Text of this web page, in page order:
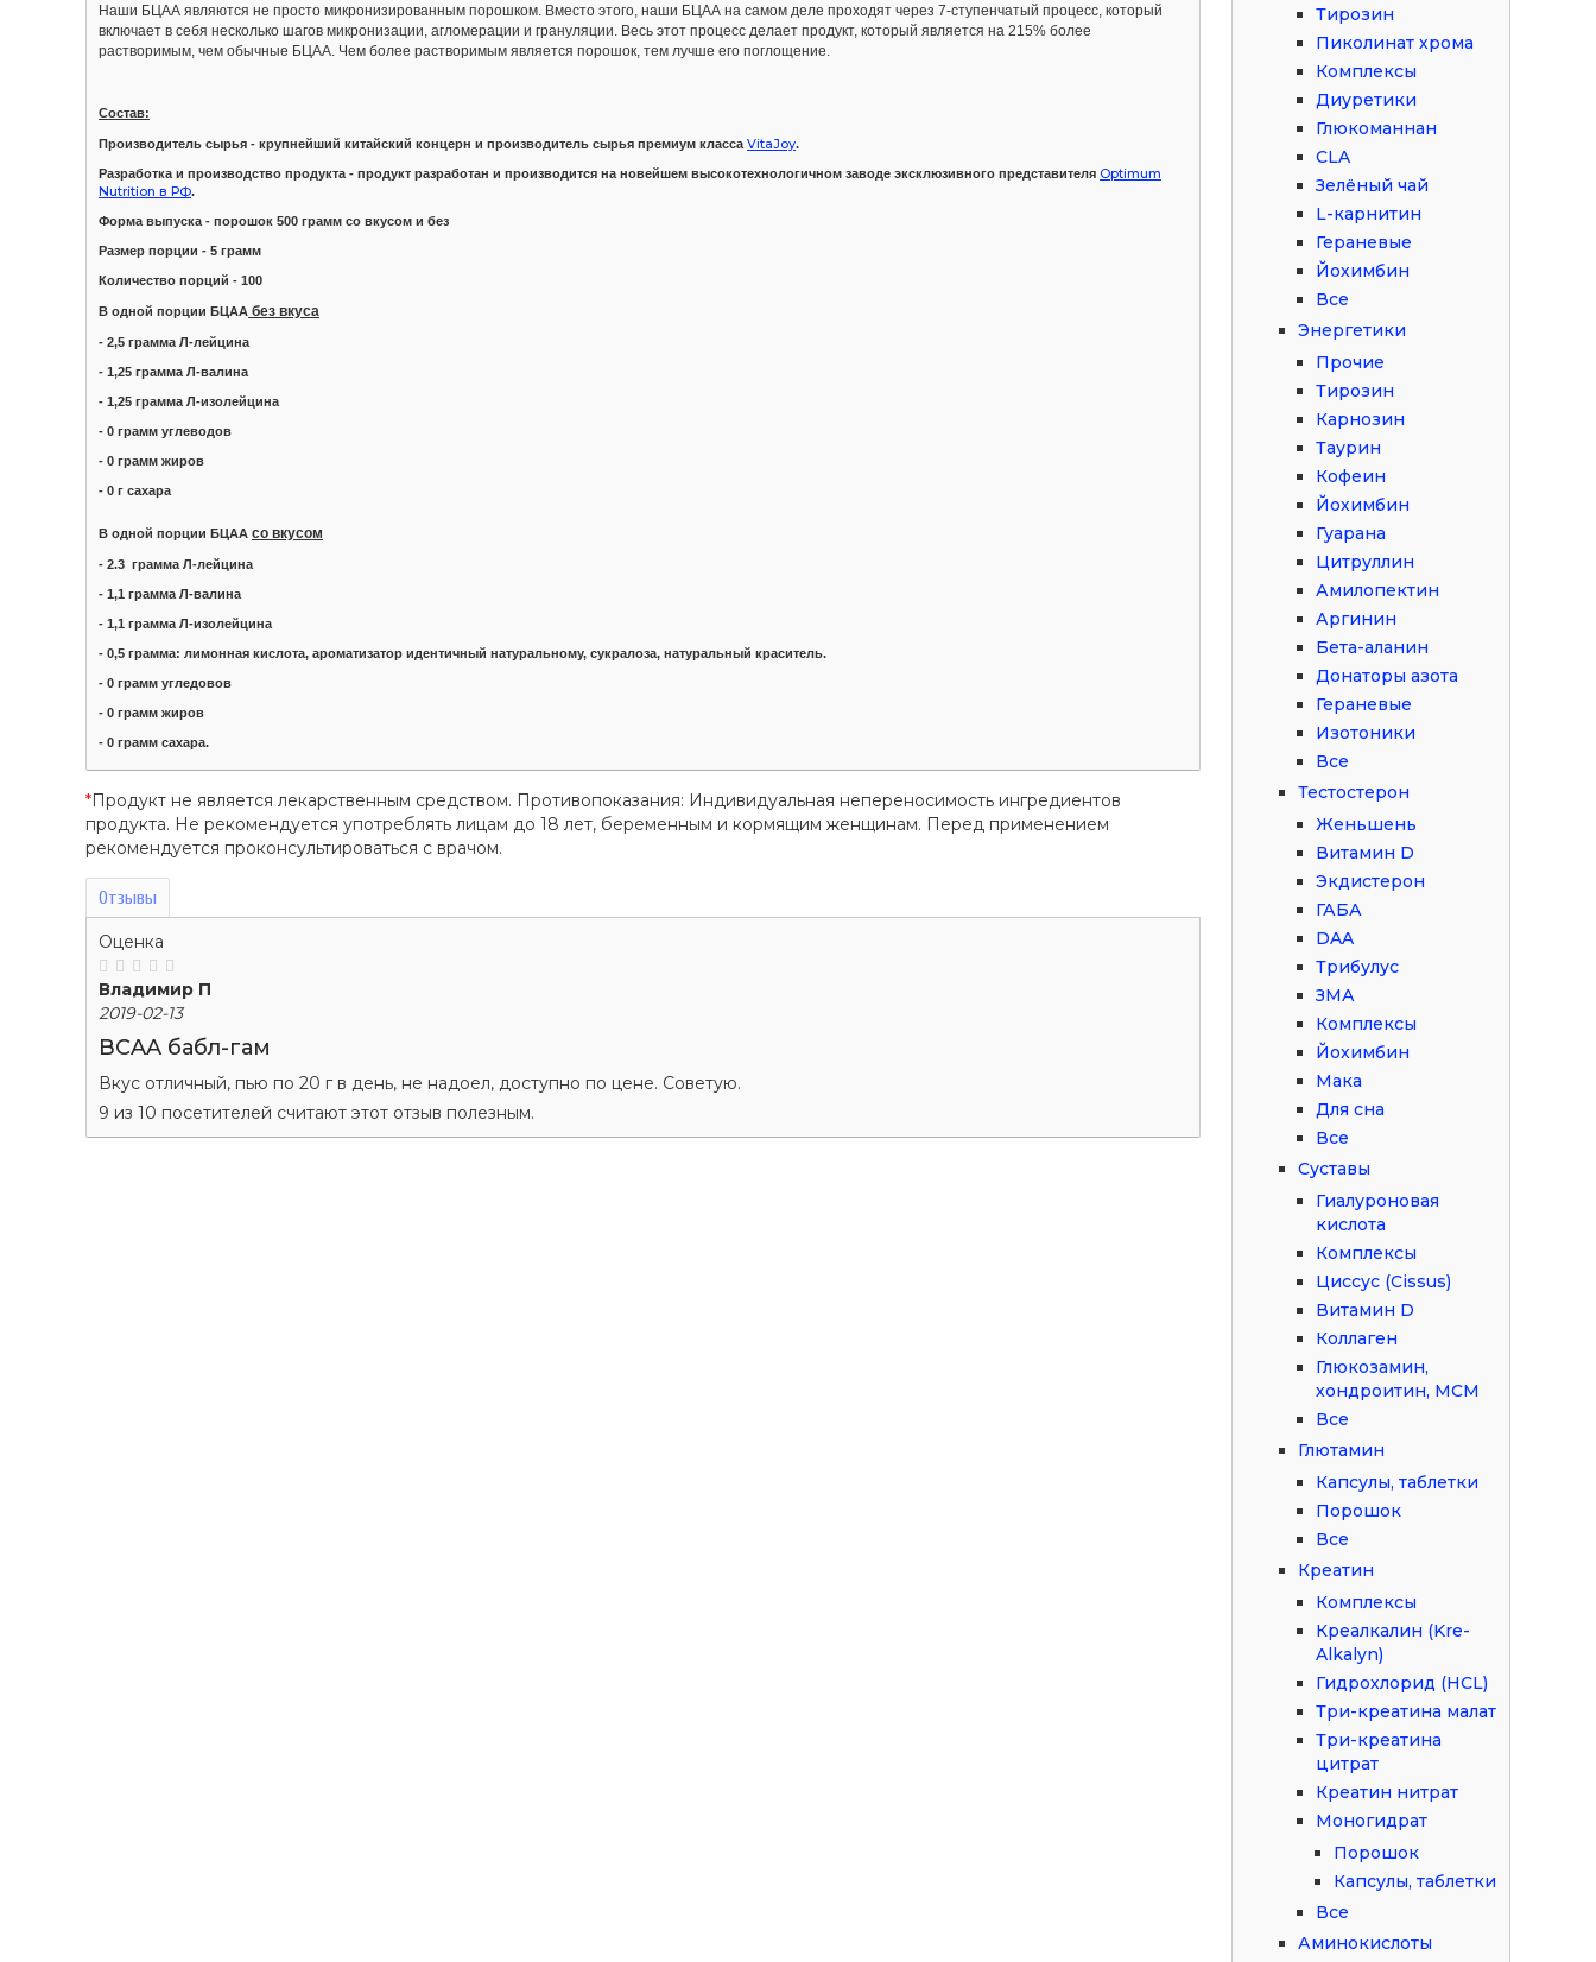
Наши БЦАА являются не просто микронизированным порошком. Вместо этого, наши БЦАА на самом деле проходят через 7-ступенчатый процесс, который
включает в себя несколько шагов микронизации, агломерации и грануляции. Весь этот процесс делает продукт, который является на 215% более
растворимым, чем обычные БЦАА. Чем более растворимым является порошок, тем лучше его поглощение.
Состав:
Производитель сырья - крупнейший китайский концерн и производитель сырья премиум класса VitaJoy.
Разработка и производство продукта - продукт разработан и производится на новейшем высокотехнологичном заводе эксклюзивного представителя Optimum
Nutrition в РФ.
Форма выпуска - порошок 500 грамм со вкусом и без
Размер порции - 5 грамм
Количество порций - 100
В одной порции БЦАА без вкуса
- 2,5 грамма Л-лейцина
- 1,25 грамма Л-валина
- 1,25 грамма Л-изолейцина
- 0 грамм углеводов
- 0 грамм жиров
- 0 г сахара
В одной порции БЦАА со вкусом
- 2.3 грамма Л-лейцина
- 1,1 грамма Л-валина
- 1,1 грамма Л-изолейцина
- 0,5 грамма: лимонная кислота, ароматизатор идентичный натуральному, сукралоза, натуральный краситель.
- 0 грамм угледовов
- 0 грамм жиров
- 0 грамм сахара.
*Продукт не является лекарственным средством. Противопоказания: Индивидуальная непереносимость ингредиентов
продукта. Не рекомендуется употреблять лицам до 18 лет, беременным и кормящим женщинам. Перед применением
рекомендуется проконсультироваться с врачом.
Отзывы
Оценка
Владимир П
2019-02-13
BCAA бабл-гам
Вкус отличный, пью по 20 г в день, не надоел, доступно по цене. Советую.
9 из 10 посетителей считают этот отзыв полезным.
Тирозин
Пиколинат хрома
Комплексы
Диуретики
Глюкоманнан
CLA
Зелёный чай
L-карнитин
Гераневые
Йохимбин
Все
Энергетики
Прочие
Тирозин
Карнозин
Таурин
Кофеин
Йохимбин
Гуарана
Цитруллин
Амилопектин
Аргинин
Бета-аланин
Донаторы азота
Гераневые
Изотоники
Все
Тестостерон
Женьшень
Витамин D
Экдистерон
ГАБА
DAA
Трибулус
ЗМА
Комплексы
Йохимбин
Мака
Для сна
Все
Суставы
Гиалуроновая
кислота
Комплексы
Циссус (Cissus)
Витамин D
Коллаген
Глюкозамин,
хондроитин, МСМ
Все
Глютамин
Капсулы, таблетки
Порошок
Все
Креатин
Комплексы
Креалкалин (Kre-
Alkalyn)
Гидрохлорид (HCL)
Три-креатина малат
Три-креатина
цитрат
Креатин нитрат
Моногидрат
Порошок
Капсулы, таблетки
Все
Аминокислоты